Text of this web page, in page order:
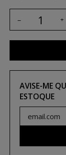
AVISE-ME
ESTOQUE